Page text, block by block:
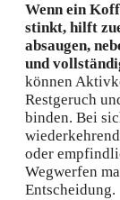
Wenn ein
stinkt, hilft
absaugen,
und
können
Restgeruch
binden. Bei
oder
Wegwerfen
Entscheidung.